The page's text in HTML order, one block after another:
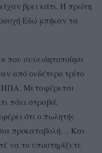
βρει κάτι. Η πρώτη
Εδώ μπήκαν τα
που συνειδητοποίησε
από ουδέτερο τρίτο
ΗΠΑ. Μεταφέρεται
πάει στραβά,
ότι ο πωλητής
προκαταβολή… Και
να το υποστηρίξετε